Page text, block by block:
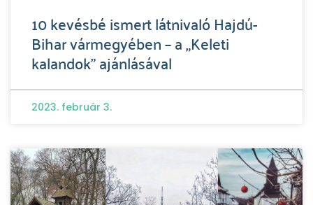
10 kevésbé ismert látnivaló Hajdú-
Bihar vármegyében – a „Keleti
kalandok” ajánlásával
2023. február 3.